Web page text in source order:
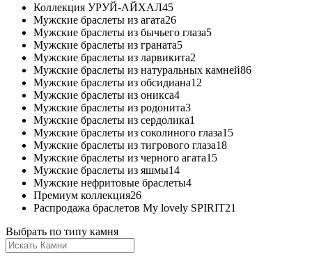
Коллекция УРУЙ-АЙХАЛ45
Мужские браслеты из агата26
Мужские браслеты из бычьего глаза5
Мужские браслеты из граната5
Мужские браслеты из ларвикита2
Мужские браслеты из натуральных камней86
Мужские браслеты из обсидиана12
Мужские браслеты из оникса4
Мужские браслеты из родонита3
Мужские браслеты из сердолика1
Мужские браслеты из соколиного глаза15
Мужские браслеты из тигрового глаза18
Мужские браслеты из черного агата15
Мужские браслеты из яшмы14
Мужские нефритовые браслеты4
Премиум коллекция26
Распродажа браслетов My lovely SPIRIT21
Выбрать по типу камня